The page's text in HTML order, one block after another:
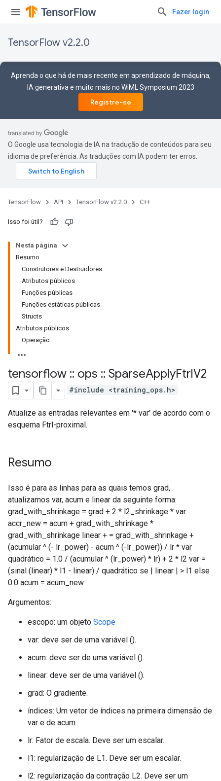
Fazer login
TensorFlow v2.2.0
Aprenda o que há de mais recente em aprendizado de máquina,
IA generativa e muito mais no WiML Symposium 2023
Registre-se
O Google usa tecnologia de IA na tradução de conteúdos para seu
idioma de preferência. As traduções com IA podem ter erros.
TensorFlow API TensorFlow v2.2.0 C++
Isso foi útil?
Nesta página
Resumo
Construtores e Destruidores
Atributos públicos
Funções públicas
Funções estáticas públicas
Structs
Atributos públicos
Operação
tensorflow :: ops :: SparseApplyFtrlV2
#include <training_ops.h>
Atualize as entradas relevantes em '* var' de acordo com o
esquema Ftrl-proximal.
Resumo
Isso é para as linhas para as quais temos grad,
atualizamos var, acum e linear da seguinte forma:
grad_with_shrinkage = grad + 2 * l2_shrinkage * var
accr_new = acum + grad_with_shrinkage *
grad_with_shrinkage linear + = grad_with_shrinkage +
(acumular ^ (- lr_power) - acum ^ (-lr_power)) / lr * var
quadrático = 1.0 / (acumular ^ (lr_power) * lr) + 2 * l2 var =
(sinal (linear) * l1 - linear) / quadrático se | linear | > l1 else
0.0 acum = acum_new
Argumentos:
escopo: um objeto Scope
var: deve ser de uma variável ().
acum: deve ser de uma variável ().
linear: deve ser de uma variável ().
grad: O gradiente.
índices: Um vetor de índices na primeira dimensão de
var e de acum.
lr: Fator de escala. Deve ser um escalar.
l1: regularização de L1. Deve ser um escalar.
l2: regularização da contração L2. Deve ser um